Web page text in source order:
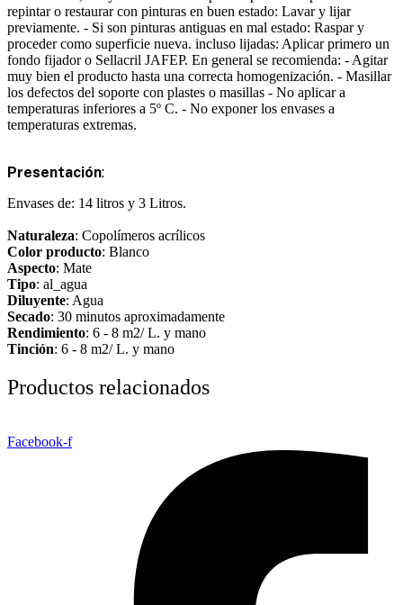
repintar o restaurar con pinturas en buen estado: Lavar y lijar
previamente. - Si son pinturas antiguas en mal estado: Raspar y
proceder como superficie nueva. incluso lijadas: Aplicar primero un
fondo fijador o Sellacril JAFEP. En general se recomienda: - Agitar
muy bien el producto hasta una correcta homogenización. - Masillar
los defectos del soporte con plastes o masillas - No aplicar a
temperaturas inferiores a 5º C. - No exponer los envases a
temperaturas extremas.
Presentación:
Envases de: 14 litros y 3 Litros.
Naturaleza: Copolímeros acrílicos
Color producto: Blanco
Aspecto: Mate
Tipo: al_agua
Diluyente: Agua
Secado: 30 minutos aproximadamente
Rendimiento: 6 - 8 m2/ L. y mano
Tinción: 6 - 8 m2/ L. y mano
Productos relacionados
Facebook-f